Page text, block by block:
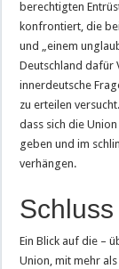
berechtigten
konfrontiert, die
und „einem
Deutschland dafür
innerdeutsche
zu erteilen
dass sich die
geben und im
verhängen.
Ein Blick auf die –
Union, mit mehr